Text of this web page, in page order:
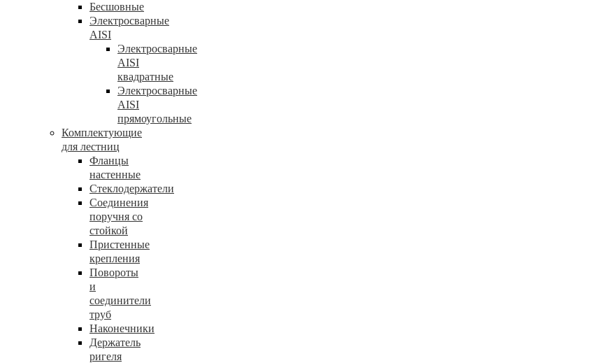
Бесшовные
Электросварные
AISI
Электросварные
AISI
квадратные
Электросварные
AISI
прямоугольные
Комплектующие
для лестниц
Фланцы
настенные
Стеклодержатели
Соединения
поручня со
стойкой
Пристенные
крепления
Повороты
и
соединители
труб
Наконечники
Держатель
ригеля